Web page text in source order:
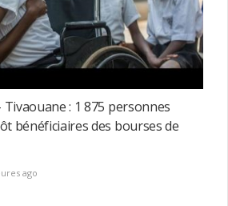
: 1 875 personnes
bénéficiaires des bourses de
ago